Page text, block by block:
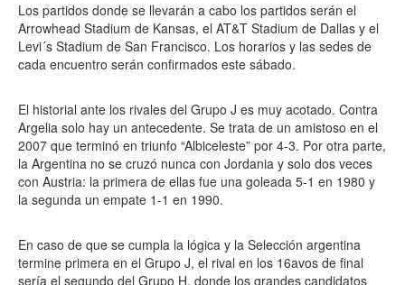
Los partidos donde se llevarán a cabo los partidos serán el
Arrowhead Stadium de Kansas, el AT&T Stadium de Dallas y el
Levi´s Stadium de San Francisco. Los horarios y las sedes de
cada encuentro serán confirmados este sábado.
El historial ante los rivales del Grupo J es muy acotado. Contra
Argelia solo hay un antecedente. Se trata de un amistoso en el
2007 que terminó en triunfo “Albiceleste” por 4-3. Por otra parte,
la Argentina no se cruzó nunca con Jordania y solo dos veces
con Austria: la primera de ellas fue una goleada 5-1 en 1980 y
la segunda un empate 1-1 en 1990.
En caso de que se cumpla la lógica y la Selección argentina
termine primera en el Grupo J, el rival en los 16avos de final
sería el segundo del Grupo H, donde los grandes candidatos